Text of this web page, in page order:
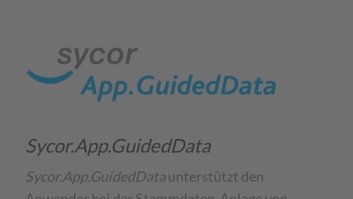
Sycor.App.GuidedData
Sycor.App.GuidedDataunterstützt den